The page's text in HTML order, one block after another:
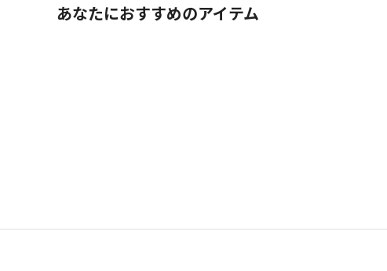
あなたにおすすめのアイテム